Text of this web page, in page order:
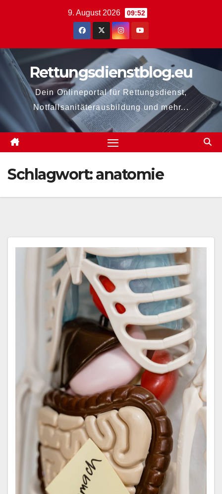
9. August 2026 09:52
Rettungsdienstblog.eu
Dein Onlineportal für Rettungsdienst,
Notfallsanitäterausbildung und mehr...
Schlagwort:anatomie